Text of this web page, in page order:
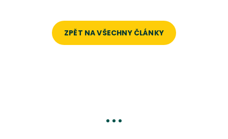
ZPĚT NA VŠECHNY ČLÁNKY